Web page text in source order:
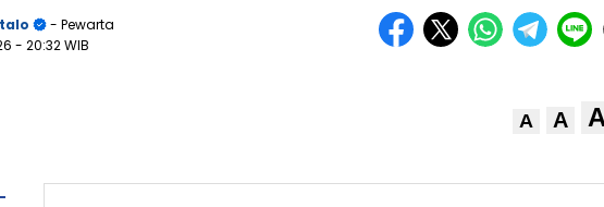
- Pewarta
- 20:32 WIB
A A